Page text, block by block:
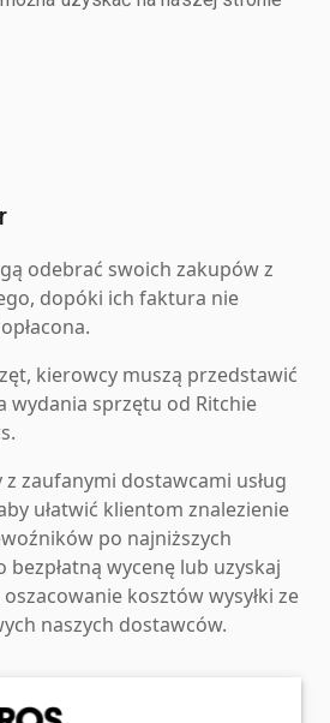
odebrać swoich zakupów z
dopóki ich faktura nie
kierowcy muszą przedstawić
wydania sprzętu od Ritchie
z zaufanymi dostawcami usług
ułatwić klientom znalezienie
po najniższych
bezpłatną wycenę lub uzyskaj
kosztów wysyłki ze
naszych dostawców.